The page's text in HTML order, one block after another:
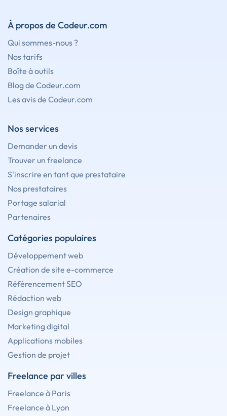
À propos de Codeur.com
Qui sommes-nous ?
Nos tarifs
Boîte à outils
Blog de Codeur.com
Les avis de Codeur.com
Nos services
Demander un devis
Trouver un freelance
S'inscrire en tant que prestataire
Nos prestataires
Portage salarial
Partenaires
Catégories populaires
Développement web
Création de site e-commerce
Référencement SEO
Rédaction web
Design graphique
Marketing digital
Applications mobiles
Gestion de projet
Freelance par villes
Freelance à Paris
Freelance à Lyon